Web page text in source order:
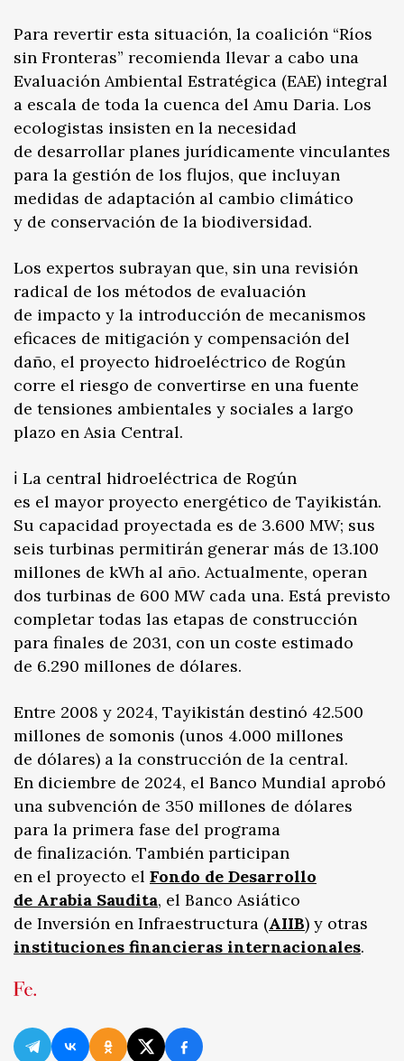
Para revertir esta situación, la coalición “Ríos
sin Fronteras” recomienda llevar a cabo una
Evaluación Ambiental Estratégica (EAE) integral
a escala de toda la cuenca del Amu Daria. Los
ecologistas insisten en la necesidad
de desarrollar planes jurídicamente vinculantes
para la gestión de los flujos, que incluyan
medidas de adaptación al cambio climático
y de conservación de la biodiversidad.
Los expertos subrayan que, sin una revisión
radical de los métodos de evaluación
de impacto y la introducción de mecanismos
eficaces de mitigación y compensación del
daño, el proyecto hidroeléctrico de Rogún
corre el riesgo de convertirse en una fuente
de tensiones ambientales y sociales a largo
plazo en Asia Central.
ℹ️ La central hidroeléctrica de Rogún
es el mayor proyecto energético de Tayikistán.
Su capacidad proyectada es de 3.600 MW; sus
seis turbinas permitirán generar más de 13.100
millones de kWh al año. Actualmente, operan
dos turbinas de 600 MW cada una. Está previsto
completar todas las etapas de construcción
para finales de 2031, con un coste estimado
de 6.290 millones de dólares.
Entre 2008 y 2024, Tayikistán destinó 42.500
millones de somonis (unos 4.000 millones
de dólares) a la construcción de la central.
En diciembre de 2024, el Banco Mundial aprobó
una subvención de 350 millones de dólares
para la primera fase del programa
de finalización. También participan
en el proyecto el Fondo de Desarrollo
de Arabia Saudita, el Banco Asiático
de Inversión en Infraestructura (AIIB) y otras
instituciones financieras internacionales.